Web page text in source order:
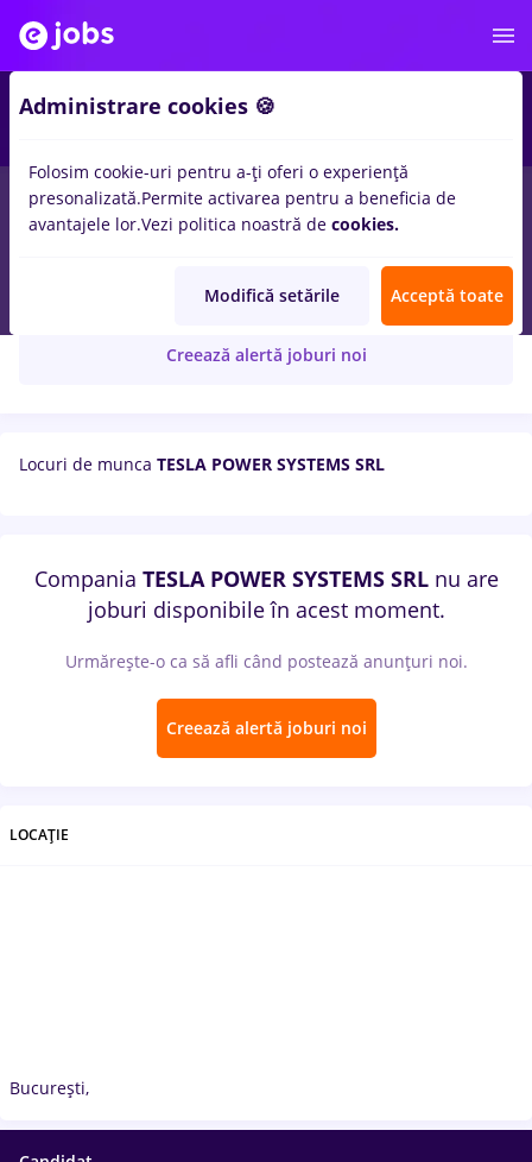
TESLA POWER SYSTEMS SRL
Creează alertă joburi noi
Locuri de munca TESLA POWER SYSTEMS SRL
Compania TESLA POWER SYSTEMS SRLnu are
joburi disponibile în acest moment.
Urmărește-o ca să afli când postează anunțuri noi.
Creează alertă joburi noi
LOCAȚIE
București,
Administrare cookies 🍪
Folosim cookie-uri pentru a-ți oferi o experiență
presonalizată.Permite activarea pentru a beneficia de
avantajele lor.Vezi politica noastră de cookies.
Modifică setările Acceptă toate